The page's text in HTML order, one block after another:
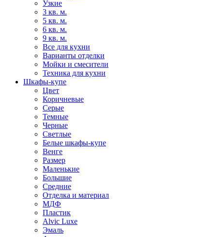
Узкие
3 кв. м.
5 кв. м.
6 кв. м.
9 кв. м.
Все для кухни
Варианты отделки
Мойки и смесители
Техника для кухни
Шкафы-купе
Цвет
Коричневые
Серые
Темные
Черные
Светлые
Белые шкафы-купе
Венге
Размер
Маленькие
Большие
Средние
Отделка и материал
МДФ
Пластик
Alvic Luxe
Эмаль